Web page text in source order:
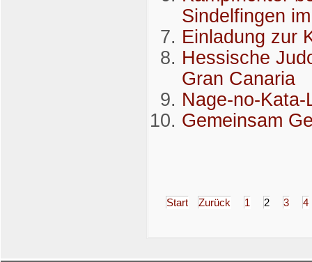
Sindelfingen
Einladung zur
Hessische
Gran Canaria
Nage-no-
Gemeinsam
Start Zurück 1 2 3 4